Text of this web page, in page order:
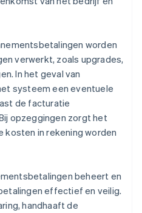
worden
verwerkt, zoals upgrades,
In het geval van
systeem een eventuele
de facturatie
opzeggingen zorgt het
kosten in rekening worden
beheert en
effectief en veilig.
handhaaft de